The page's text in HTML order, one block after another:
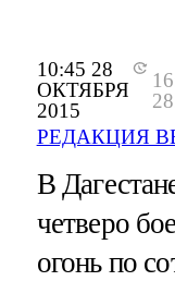
10:45 28
ОКТЯБРЯ
2015
РЕДАКЦИЯ
В
четверо
огонь по